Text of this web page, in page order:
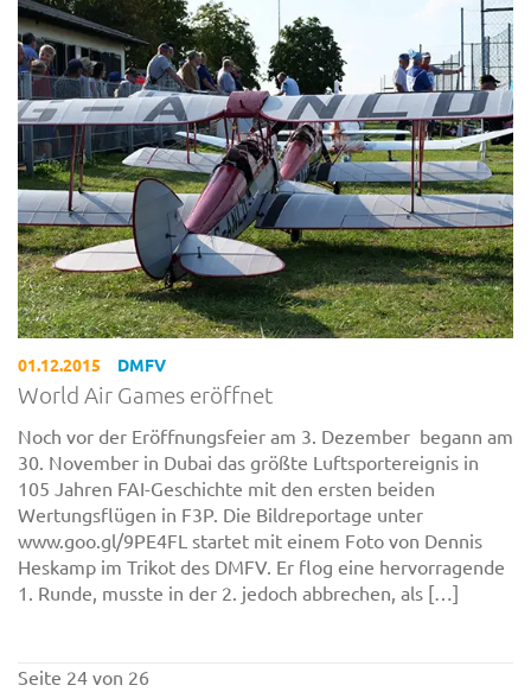
01.12.2015 DMFV
World Air Games eröffnet
Noch vor der Eröffnungsfeier am 3. Dezember begann am
30. November in Dubai das größte Luftsportereignis in
105 Jahren FAI-Geschichte mit den ersten beiden
Wertungsflügen in F3P. Die Bildreportage unter
www.goo.gl/9PE4FL startet mit einem Foto von Dennis
Heskamp im Trikot des DMFV. Er flog eine hervorragende
1. Runde, musste in der 2. jedoch abbrechen, als […]
Seite 24 von 26